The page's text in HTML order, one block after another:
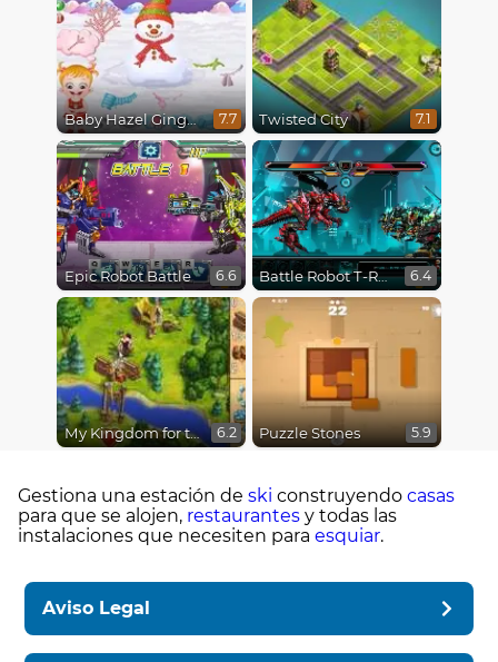
Baby Hazel Gingerbread House 7.7 Twisted City 7.1
Epic Robot Battle 6.6 Battle Robot T-Rex Age 6.4
My Kingdom for the Princess 6.2 Puzzle Stones 5.9
Gestiona una estación de ski construyendo casas
para que se alojen, restaurantes y todas las
instalaciones que necesiten para esquiar.
Aviso Legal